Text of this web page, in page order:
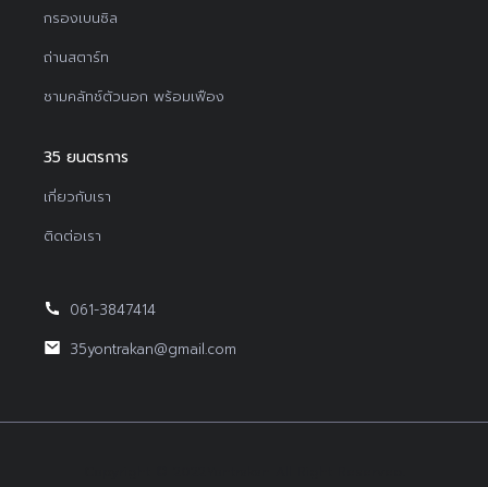
กรองเบนซิล
ถ่านสตาร์ท
ชามคลัทช์ตัวนอก พร้อมเฟือง
35 ยนตรการ
เกี่ยวกับเรา
ติดต่อเรา
061-3847414
35yontrakan@gmail.com